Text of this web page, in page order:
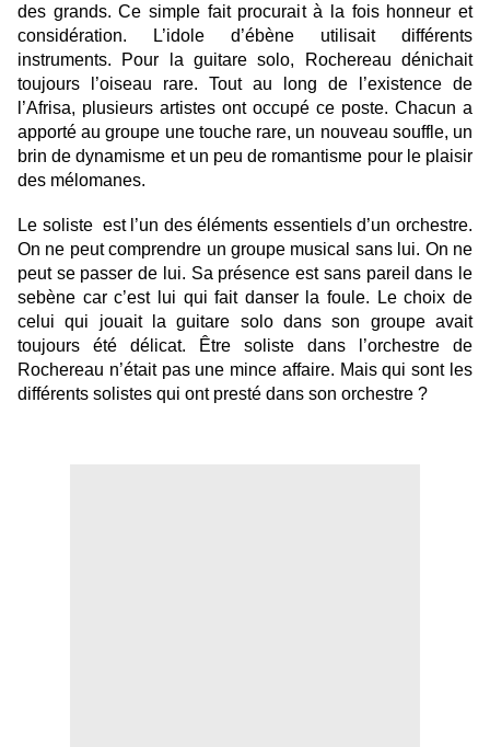
des grands. Ce simple fait procurait à la fois honneur et
considération. L’idole d’ébène utilisait différents
instruments. Pour la guitare solo, Rochereau dénichait
toujours l’oiseau rare. Tout au long de l’existence de
l’Afrisa, plusieurs artistes ont occupé ce poste. Chacun a
apporté au groupe une touche rare, un nouveau souffle, un
brin de dynamisme et un peu de romantisme pour le plaisir
des mélomanes.
Le soliste est l’un des éléments essentiels d’un orchestre.
On ne peut comprendre un groupe musical sans lui. On ne
peut se passer de lui. Sa présence est sans pareil dans le
sebène car c’est lui qui fait danser la foule. Le choix de
celui qui jouait la guitare solo dans son groupe avait
toujours été délicat. Être soliste dans l’orchestre de
Rochereau n’était pas une mince affaire. Mais qui sont les
différents solistes qui ont presté dans son orchestre ?